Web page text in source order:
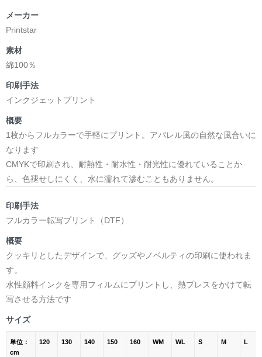
メーカー
Printstar
素材
綿100％
印刷手法
インクジェットプリント
概要
1枚からフルカラーで手軽にプリント。アパレル風の自然な風合いに
なります
CMYKで印刷され、耐熱性・耐水性・耐光性に優れていることか
ら、色褪せしにくく、水に濡れて滲むこともありません。
印刷手法
フルカラー転写プリント（DTF）
概要
クッキリとしたデザインで、グッズやノベルティの印刷に使われま
す。
水性顔料インクを専用フィルムにプリントし、熱プレスをかけて転
写させる方法です
サイズ
単位：
cm
120 130 140 150 160 WM WL S M L